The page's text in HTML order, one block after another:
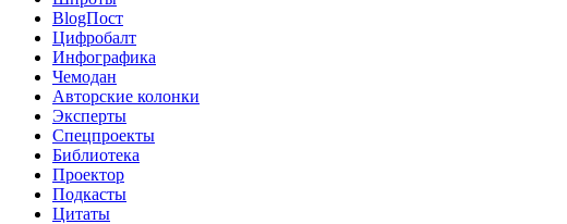
BlogПост
Цифробалт
Инфографика
Чемодан
Авторские колонки
Эксперты
Спецпроекты
Библиотека
Проектор
Подкасты
Цитаты